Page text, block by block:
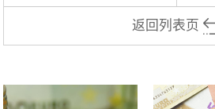
返回列表页